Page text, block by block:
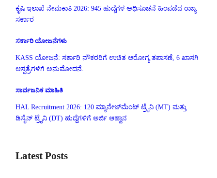
ಕೃಷಿ ಇಲಾಖೆ ನೇಮಕಾತಿ 2026: 945 ಹುದ್ದೆಗಳ ಅಧಿಸೂಚನೆ ಹಿಂಪಡೆದ ರಾಜ್ಯ
ಸರ್ಕಾರ
ಸರ್ಕಾರಿ ಯೋಜನೆಗಳು
KASS ಯೋಜನೆ: ಸರ್ಕಾರಿ ನೌಕರರಿಗೆ ಉಚಿತ ಆರೋಗ್ಯ ತಪಾಸಣೆ, 6 ಖಾಸಗಿ
ಆಸ್ಪತ್ರೆಗಳಿಗೆ ಅನುಮೋದನೆ.
ಸಾರ್ವಜನಿಕ ಮಾಹಿತಿ
HAL Recruitment 2026: 120 ಮ್ಯಾನೇಜ್‌ಮೆಂಟ್ ಟ್ರೈನಿ (MT) ಮತ್ತು
ಡಿಸೈನ್ ಟ್ರೈನಿ (DT) ಹುದ್ದೆಗಳಿಗೆ ಅರ್ಜಿ ಆಹ್ವಾನ
Latest Posts